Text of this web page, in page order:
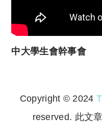
中大學生會幹事會
Copyright © 2024
reserved. 此文